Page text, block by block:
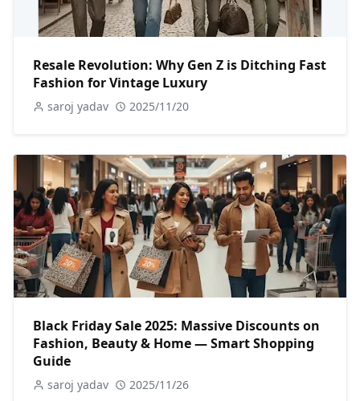
Resale Revolution: Why Gen Z is Ditching Fast
Fashion for Vintage Luxury
saroj yadav 2025/11/20
Black Friday Sale 2025: Massive Discounts on
Fashion, Beauty & Home — Smart Shopping
Guide
saroj yadav 2025/11/26